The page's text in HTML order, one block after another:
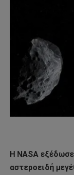
Η NASA
αστεροειδή